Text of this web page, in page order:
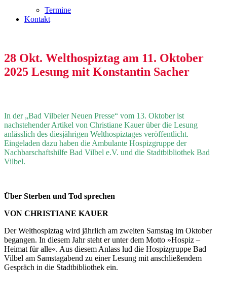
Termine
Kontakt
28 Okt. Welthospiztag am 11. Oktober
2025 Lesung mit Konstantin Sacher
In der „Bad Vilbeler Neuen Presse“ vom 13. Oktober ist
nachstehender Artikel von Christiane Kauer über die Lesung
anlässlich des diesjährigen Welthospiztages veröffentlicht.
Eingeladen dazu haben die Ambulante Hospizgruppe der
Nachbarschaftshilfe Bad Vilbel e.V. und die Stadtbibliothek Bad
Vilbel.
Über Sterben und Tod sprechen
VON CHRISTIANE KAUER
Der Welthospiztag wird jährlich am zweiten Samstag im Oktober
begangen. In diesem Jahr steht er unter dem Motto »Hospiz –
Heimat für alle«. Aus diesem Anlass lud die Hospizgruppe Bad
Vilbel am Samstagabend zu einer Lesung mit anschließendem
Gespräch in die Stadtbibliothek ein.